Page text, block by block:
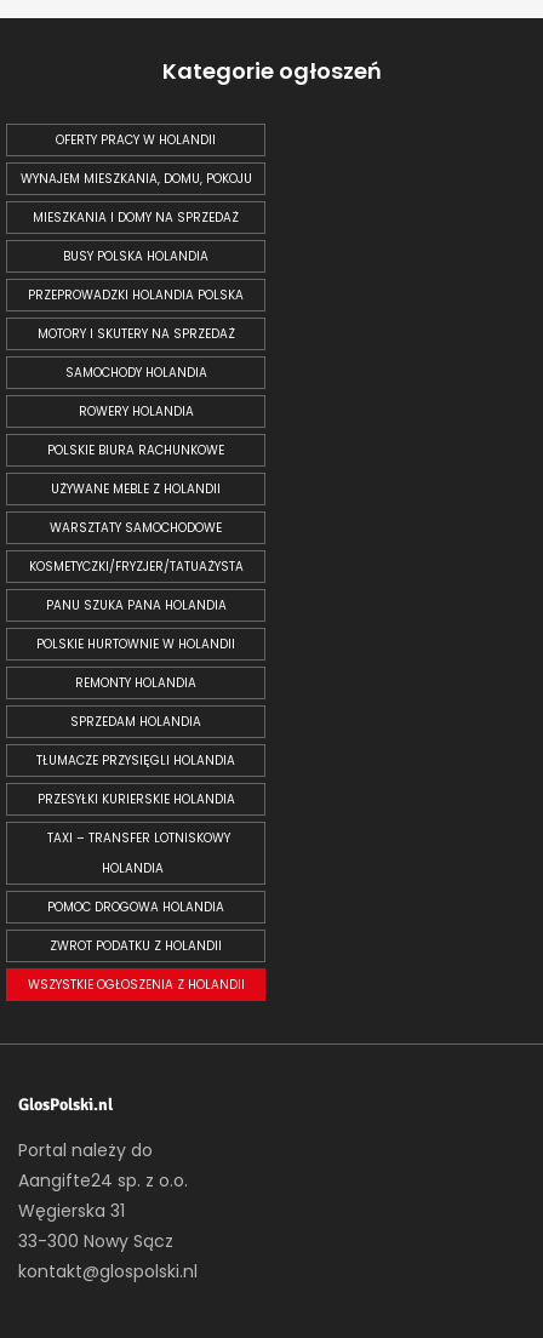
Kategorie ogłoszeń
OFERTY PRACY W HOLANDII
WYNAJEM MIESZKANIA, DOMU, POKOJU
MIESZKANIA I DOMY NA SPRZEDAŻ
BUSY POLSKA HOLANDIA
PRZEPROWADZKI HOLANDIA POLSKA
MOTORY I SKUTERY NA SPRZEDAŻ
SAMOCHODY HOLANDIA
ROWERY HOLANDIA
POLSKIE BIURA RACHUNKOWE
UŻYWANE MEBLE Z HOLANDII
WARSZTATY SAMOCHODOWE
KOSMETYCZKI/FRYZJER/TATUAŻYSTA
PANU SZUKA PANA HOLANDIA
POLSKIE HURTOWNIE W HOLANDII
REMONTY HOLANDIA
SPRZEDAM HOLANDIA
TŁUMACZE PRZYSIĘGLI HOLANDIA
PRZESYŁKI KURIERSKIE HOLANDIA
TAXI – TRANSFER LOTNISKOWY
HOLANDIA
POMOC DROGOWA HOLANDIA
ZWROT PODATKU Z HOLANDII
WSZYSTKIE OGŁOSZENIA Z HOLANDII
GlosPolski.nl
Portal należy do
Aangifte24 sp. z o.o.
Węgierska 31
33-300 Nowy Sącz
kontakt@glospolski.nl